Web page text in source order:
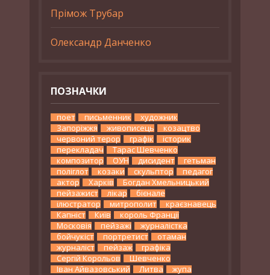
Прімож Трубар
Олександр Данченко
ПОЗНАЧКИ
поет письменник
художник
Запоріжжя
живописець
козацтво
червоний терор
графік
історик
перекладач
Тарас Шевченко
композитор
ОУН дисидент
гетьман
поліглот
козаки скульптор
педагог
актор
Харків
Богдан Хмельницький
пейзажист
лікар
бієнале
ілюстратор
митрополит
краєзнавець
Капніст
Київ
король Франції
Московія
пейзажі
журналістка
бойчукіст
портретист
отаман
журналіст
пейзаж
графіка
Сергій Корольов
Шевченко
Іван Айвазовський
Литва жупа